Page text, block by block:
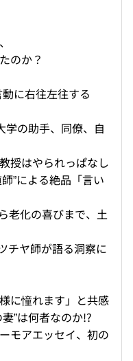
のか？
に右往左往する
の助手、同僚、自
授はやられっぱなし
”による絶品「言い
化の喜びまで、土
チヤ師が語る洞察に
に憧れます」と共感
”は何者なのか!?
モアエッセイ、初の